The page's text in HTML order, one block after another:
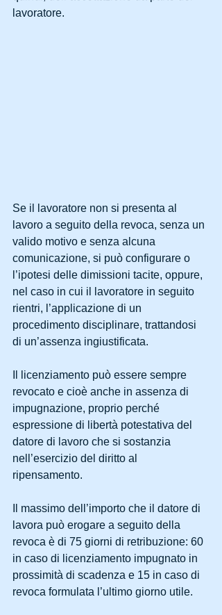
lavoratore.
Se il lavoratore non si presenta al
lavoro a seguito della revoca, senza un
valido motivo e senza alcuna
comunicazione, si può configurare o
l’ipotesi delle dimissioni tacite, oppure,
nel caso in cui il lavoratore in seguito
rientri, l’applicazione di un
procedimento disciplinare, trattandosi
di un’assenza ingiustificata.
Il licenziamento può essere sempre
revocato e cioè anche in assenza di
impugnazione, proprio perché
espressione di libertà potestativa del
datore di lavoro che si sostanzia
nell’esercizio del diritto al
ripensamento.
Il massimo dell’importo che il datore di
lavora può erogare a seguito della
revoca è di 75 giorni di retribuzione: 60
in caso di licenziamento impugnato in
prossimità di scadenza e 15 in caso di
revoca formulata l’ultimo giorno utile.